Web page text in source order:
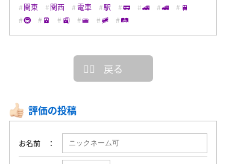
関東
関西 電車 駅 🚃 🚄 🚅
🚆
🚇
🚈 🚉 🚝 🚞 🛤
戻る
評価の投稿
お名前